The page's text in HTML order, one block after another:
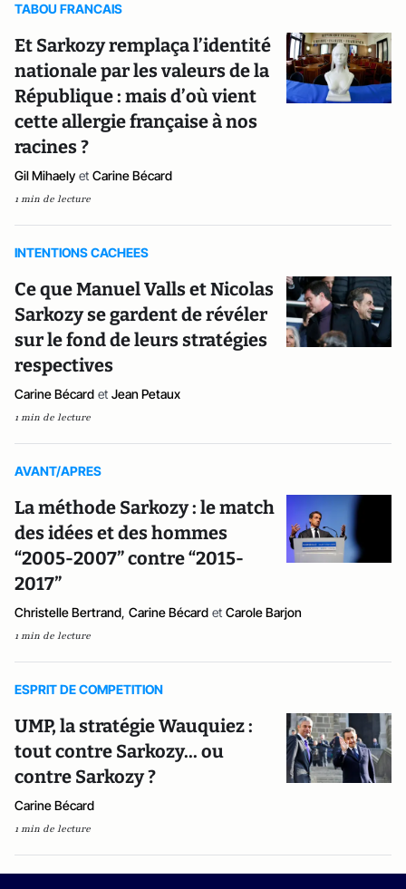
TABOU FRANCAIS
Et Sarkozy remplaça l’identité
nationale par les valeurs de la
République : mais d’où vient
cette allergie française à nos
racines ?
Gil Mihaely et Carine Bécard
1 min de lecture
INTENTIONS CACHEES
Ce que Manuel Valls et Nicolas
Sarkozy se gardent de révéler
sur le fond de leurs stratégies
respectives
Carine Bécard et Jean Petaux
1 min de lecture
AVANT/APRES
La méthode Sarkozy : le match
des idées et des hommes
“2005-2007” contre “2015-
2017”
Christelle Bertrand, Carine Bécard et Carole Barjon
1 min de lecture
ESPRIT DE COMPETITION
UMP, la stratégie Wauquiez :
tout contre Sarkozy... ou
contre Sarkozy ?
Carine Bécard
1 min de lecture